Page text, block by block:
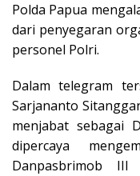
Polda Papua
dari penyegaran
personel Polri.
Dalam telegram
Sarjananto
menjabat sebagai
dipercaya
Danpasbrimob